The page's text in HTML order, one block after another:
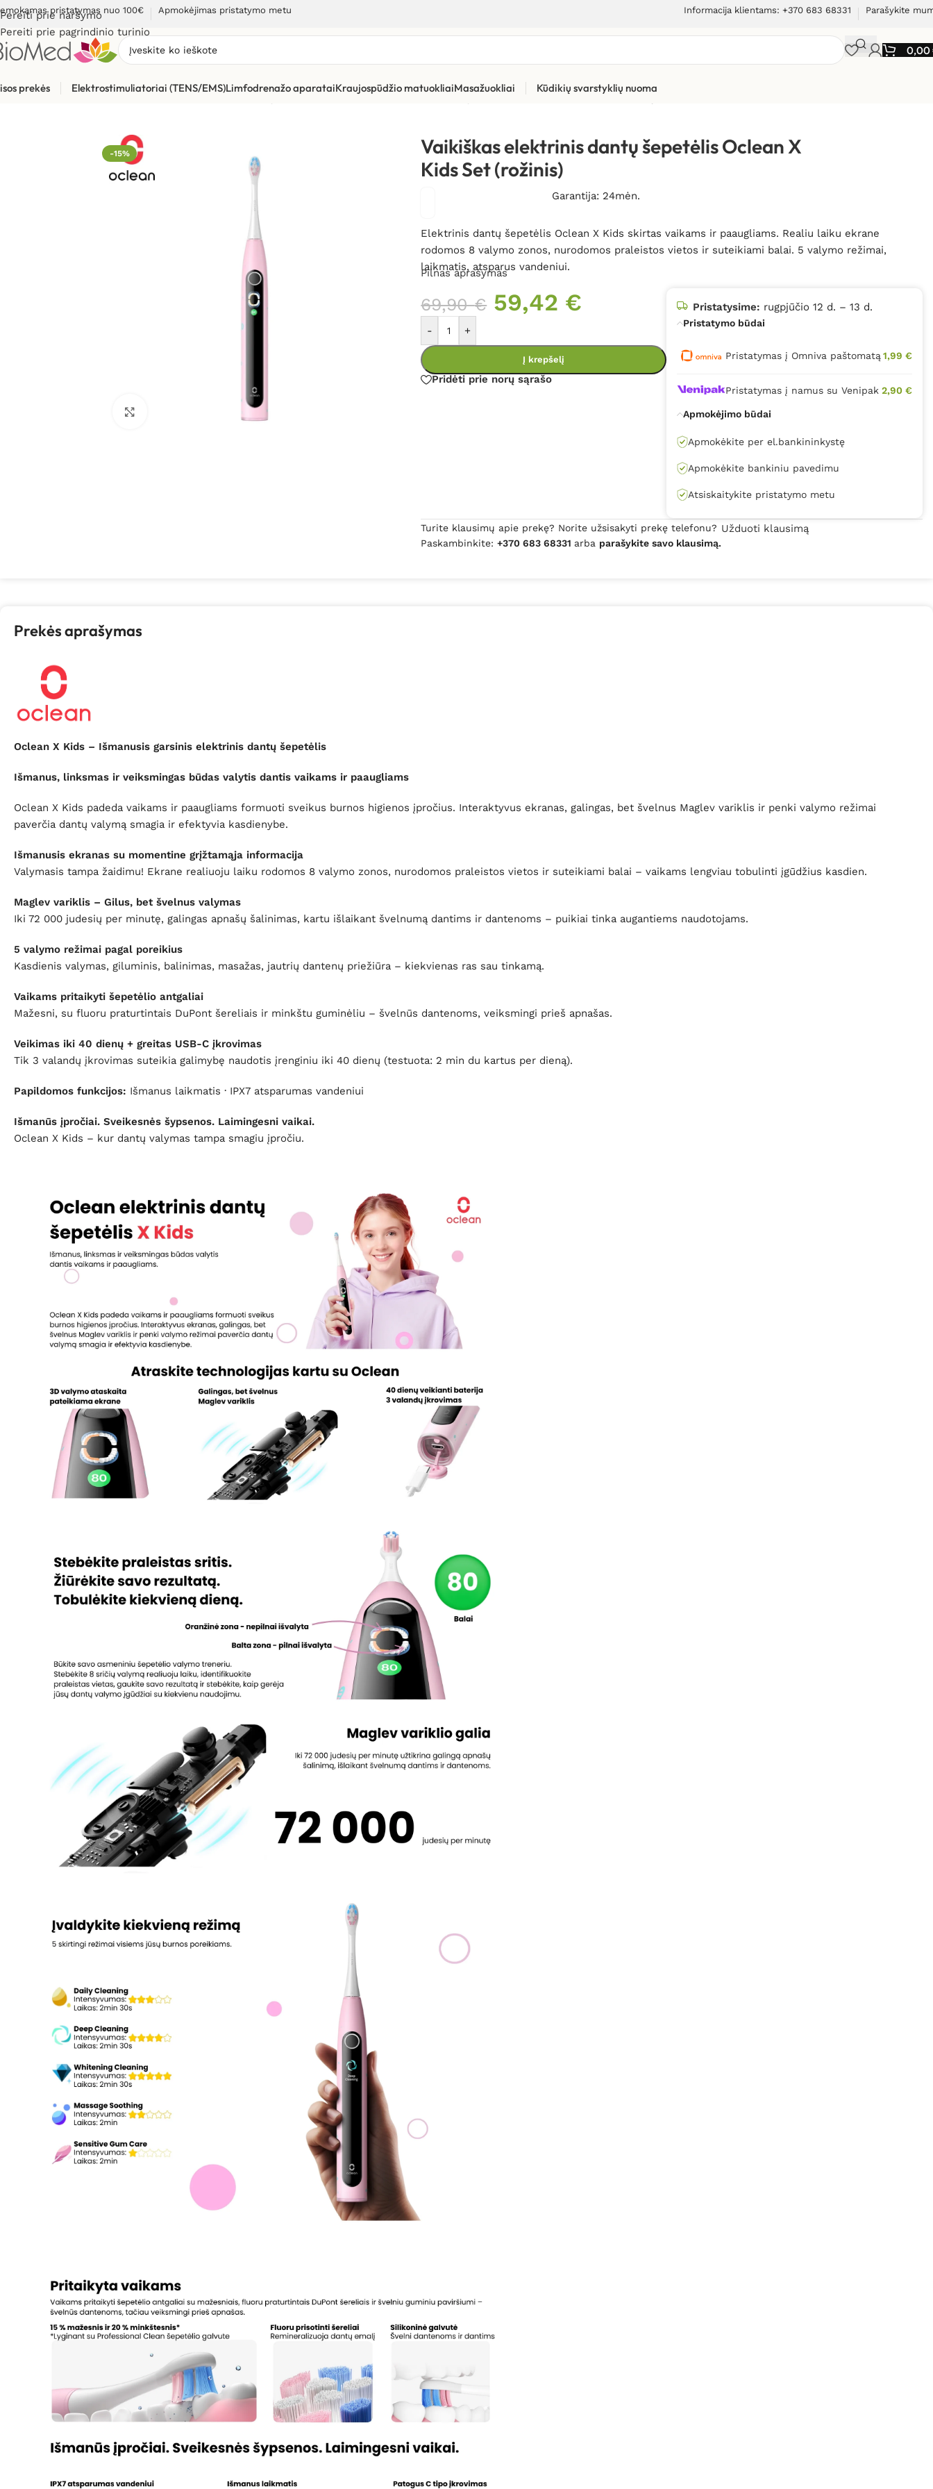
Pereiti prie naršymo
Pereiti prie pagrindinio turinio
pristatymas nuo 100€ Apmokėjimas pristatymo metu Informacija klientams: +370 683 68331 Parašykite
0,00
prekės Elektrostimuliatoriai (TENS/EMS)Limfodrenažo aparataiKraujospūdžio matuokliaiMasažuokliai Kūdikių svarstyklių nuoma
Sveikatos priežiūrai » Vaikiškas elektrinis dantų šepetėlis Oclean X Kids Set (rožinis)
-15%
Spustelėkite, kad padidintumėte
Vaikiškas elektrinis dantų šepetėlis Oclean X
Kids Set (rožinis)
Garantija: 24mėn.
Elektrinis dantų šepetėlis Oclean X Kids skirtas vaikams ir paaugliams. Realiu laiku ekrane
rodomos 8 valymo zonos, nurodomos praleistos vietos ir suteikiami balai. 5 valymo režimai,
laikmatis, atsparus vandeniui.
Pilnas aprašymas
69,90€ 59,42 €
- +
Į krepšelį
Pridėti prie norų sąrašo
Pristatysime: rugpjūčio 12 d. – 13 d.
Pristatymo būdai
Pristatymas į Omniva paštomatą 1,99 €
Pristatymas į namus su Venipak 2,90 €
Apmokėjimo būdai
Apmokėkite per el.bankininkystę
Apmokėkite bankiniu pavedimu
Atsiskaitykite pristatymo metu
Turite klausimų apie prekę? Norite užsisakyti prekę telefonu?
Paskambinkite:+370 683 68331 arba parašykite savo klausimą.
Užduoti klausimą
Prekės aprašymas
Oclean X Kids – Išmanusis garsinis elektrinis dantų šepetėlis
Išmanus, linksmas ir veiksmingas būdas valytis dantis vaikams ir paaugliams
Oclean X Kids padeda vaikams ir paaugliams formuoti sveikus burnos higienos įpročius. Interaktyvus ekranas, galingas, bet švelnus Maglev variklis ir penki valymo režimai
paverčia dantų valymą smagia ir efektyvia kasdienybe.
Išmanusis ekranas su momentine grįžtamąja informacija
Valymasis tampa žaidimu! Ekrane realiuoju laiku rodomos 8 valymo zonos, nurodomos praleistos vietos ir suteikiami balai – vaikams lengviau tobulinti įgūdžius kasdien.
Maglev variklis – Gilus, bet švelnus valymas
Iki 72 000 judesių per minutę, galingas apnašų šalinimas, kartu išlaikant švelnumą dantims ir dantenoms – puikiai tinka augantiems naudotojams.
5 valymo režimai pagal poreikius
Kasdienis valymas, giluminis, balinimas, masažas, jautrių dantenų priežiūra – kiekvienas ras sau tinkamą.
Vaikams pritaikyti šepetėlio antgaliai
Mažesni, su fluoru praturtintais DuPont šereliais ir minkštu guminėliu – švelnūs dantenoms, veiksmingi prieš apnašas.
Veikimas iki 40 dienų + greitas USB-C įkrovimas
Tik 3 valandų įkrovimas suteikia galimybę naudotis įrenginiu iki 40 dienų (testuota: 2 min du kartus per dieną).
Papildomos funkcijos: Išmanus laikmatis · IPX7 atsparumas vandeniui
Išmanūs įpročiai. Sveikesnės šypsenos. Laimingesni vaikai.
Oclean X Kids – kur dantų valymas tampa smagiu įpročiu.